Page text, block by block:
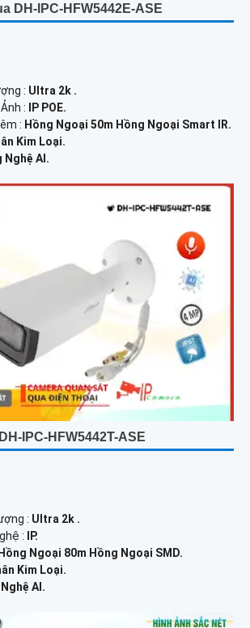
DH-IPC-HFW5442E-ASE
: Ultra 2k .
:
IP POE.
: Hồng Ngoại 50m Hồng Ngoại Smart IR.
Kim Loại.
Nghệ AI.
IPC-HFW5442T-ASE
: Ultra 2k .
:
IP.
Hồng Ngoại 80m Hồng Ngoại SMD.
Kim Loại.
AI.